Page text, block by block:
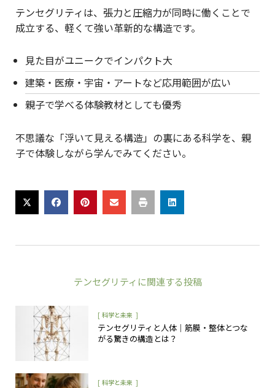
テンセグリティは、張力と圧縮力が同時に働くことで
成立する、軽くて強い革新的な構造です。
見た目がユニークでインパクト大
建築・医療・宇宙・アートなど応用範囲が広い
親子で学べる体験教材としても優秀
不思議な「浮いて見える構造」の裏にある科学を、親
子で体験しながら学んでみてください。
テンセグリティ に関連する投稿
[ 科学と未来 ]
テンセグリティと人体｜筋膜・整体とつな
がる驚きの構造とは？
[ 科学と未来 ]